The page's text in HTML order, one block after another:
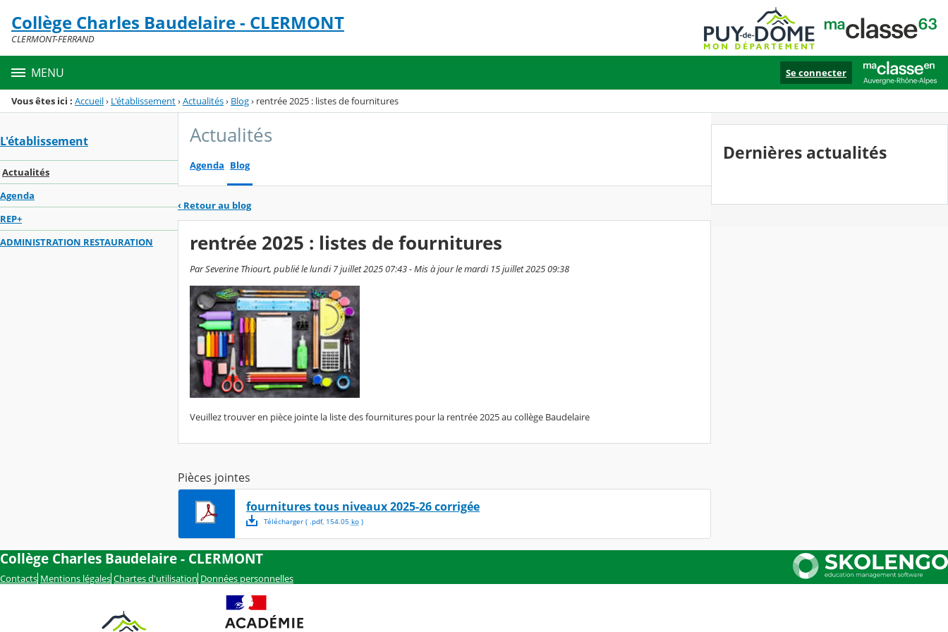
Menu de la rubrique
Contenu
Collège Charles Baudelaire - CLERMONT
CLERMONT-FERRAND
MENU Se connecter
Vous êtes ici : Accueil› L'établissement›Actualités› Blog› rentrée 2025 : listes de fournitures
L'établissement
Actualités
Agenda
REP+
ADMINISTRATION RESTAURATION
Actualités
Agenda Blog
‹ Retour au blog
rentrée 2025 : listes de fournitures
Par Severine Thiourt, publié le lundi 7 juillet 2025 07:43 - Mis à jour le mardi 15 juillet 2025 09:38
Veuillez trouver en pièce jointe la liste des fournitures pour la rentrée 2025 au collège Baudelaire
Pièces jointes
fournitures tous niveaux 2025-26 corrigée
Télécharger( .pdf, 154.05 ko)
Dernières actualités
Collège Charles Baudelaire - CLERMONT
Contacts Mentions légales Chartes d'utilisation Données personnelles